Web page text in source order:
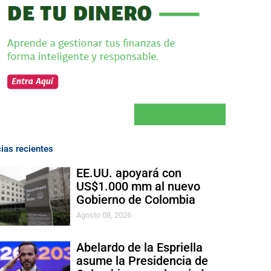
recientes
EE.UU. apoyará con
US$1.000 mm al nuevo
Gobierno de Colombia
Agosto 08, 2026
Abelardo de la Espriella
asume la Presidencia de